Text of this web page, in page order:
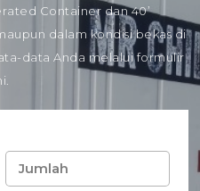
Container dan 40’
dalam kondisi bekas di
data Anda melalui formulir